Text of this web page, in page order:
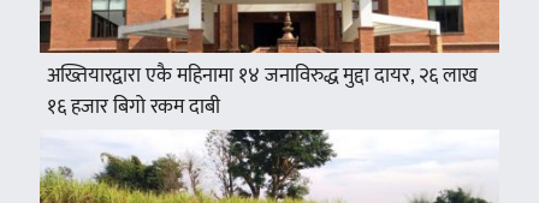
अख्तियारद्वारा एकै महिनामा १४ जनाविरुद्ध मुद्दा दायर, २६ लाख
१६ हजार बिगो रकम दाबी